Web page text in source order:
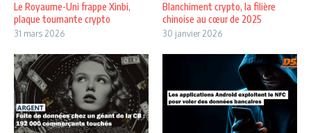
Le Royaume-Uni frappe Xinbi,
plaque tournante crypto
31 mars 2026
Blanchiment crypto, la filière
chinoise au cœur de 2025
30 janvier 2026